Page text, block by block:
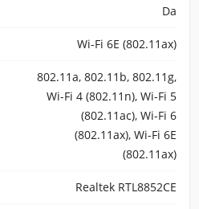
Da
Wi-Fi 6E (802.11ax)
802.11a, 802.11b, 802.11g,
Wi-Fi 4 (802.11n), Wi-Fi 5
(802.11ac), Wi-Fi 6
(802.11ax), Wi-Fi 6E
(802.11ax)
Realtek RTL8852CE